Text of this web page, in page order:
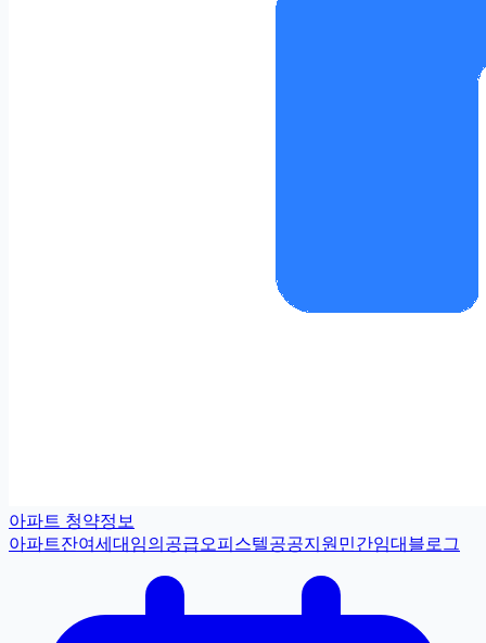
아파트 청약정보
아파트잔여세대 임의공급오피스텔공공지원민간임대 블로그